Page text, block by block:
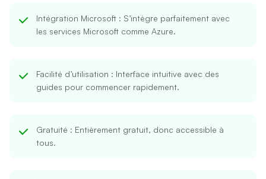
Intégration Microsoft : S’intègre parfaitement avec
les services Microsoft comme Azure.
Facilité d’utilisation : Interface intuitive avec des
guides pour commencer rapidement.
Gratuité : Entièrement gratuit, donc accessible à
tous.